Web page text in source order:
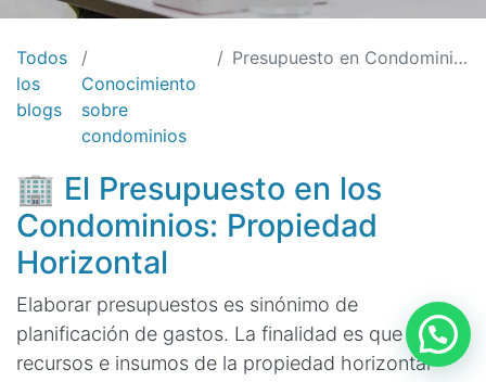
Todos
los
blogs
Conocimiento
sobre
condominios
Presupuesto en Condominios: Planificación, Aprobación y Resultados
🏢 El Presupuesto en los
Condominios: Propiedad
Horizontal
Elaborar presupuestos es sinónimo de
planificación de gastos. La finalidad es que los
recursos e insumos de la propiedad horizontal